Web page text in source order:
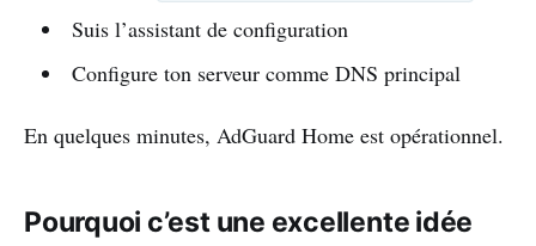
Suis l’assistant de configuration
Configure ton serveur comme DNS principal
En quelques minutes, AdGuard Home est opérationnel.
Pourquoi c’est une excellente idée